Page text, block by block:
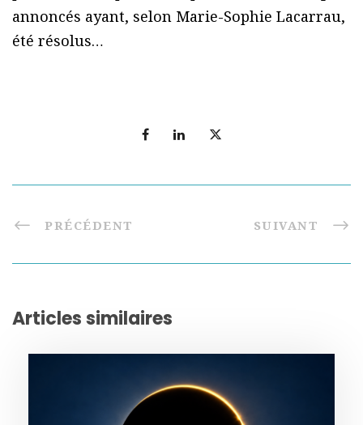
annoncés ayant, selon Marie-Sophie Lacarrau,
été résolus…
PRÉCÉDENT SUIVANT
Articles similaires